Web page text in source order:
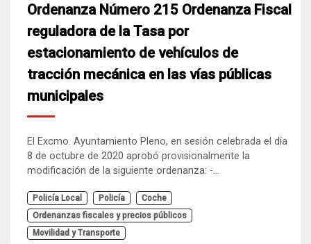
Ordenanza Número 215 Ordenanza Fiscal
reguladora de la Tasa por
estacionamiento de vehículos de
tracción mecánica en las vías públicas
municipales
El Excmo. Ayuntamiento Pleno, en sesión celebrada el día
8 de octubre de 2020 aprobó provisionalmente la
modificación de la siguiente ordenanza: -...
Policía Local Policía
Coche
Ordenanzas fiscales y precios públicos
Movilidad y Transporte